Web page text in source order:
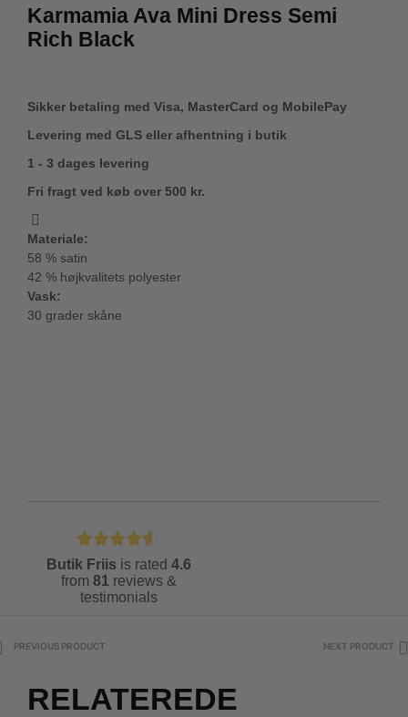
Karmamia Ava Mini Dress Semi
Rich Black
Sikker betaling med Visa, MasterCard og MobilePay
Levering med GLS eller afhentning i butik
1 - 3 dages levering
Fri fragt ved køb over 500 kr.
Materiale:
58 % satin
42 % højkvalitets polyester
Vask:
30 grader skåne
Butik Friis is rated 4.6
from 81 reviews &
testimonials
PREVIOUS PRODUCT NEXT PRODUCT
RELATEREDE